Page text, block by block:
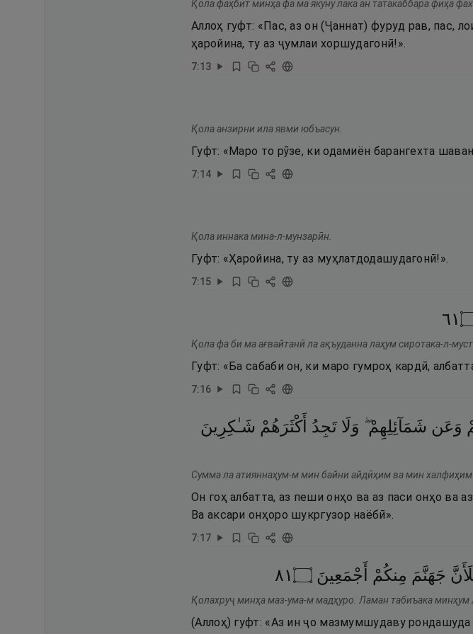
Қола фаҳбит минҳа фа ма якуну лака ан татакаббара фӣҳа
Аллоҳ гуфт: «Пас, аз он (Ҷаннат) фуруд рав, пас,
ҳаройина, ту аз ҷумлаи хоршудагонӣ!».
7:13
Қола анзирни ила явми юбъасун.
Гуфт: «Маро то рӯзе, ки одамиён барангехта
7:14
Қола иннака мина-л-мунзарӣн.
Гуфт: «Ҳаройина, ту аз муҳлатдодашудагонӣ!».
7:15
١٦
Қола фа би ма ағвайтанӣ ла ақъуданна лаҳум сиротака-л-
Гуфт: «Ба сабаби он, ки маро гумроҳ кардӣ,
7:16
وَعَن شَمَآئِلِهِمْ ۖ وَلَا تَجِدُ أَكْثَرَهُمْ شَـٰكِرِينَ
Сумма ла атияннаҳум-м мин байни айдӣҳим ва мин
Он гоҳ албатта, аз пеши онҳо ва аз паси онҳо ва
Ва аксари онҳоро шукргузор наёбӣ».
7:17
جَهَنَّمَ مِنكُمْ أَجْمَعِينَ ۝١٨
Қолахруҷ минҳа маз-ума-м мадҳуро. Ламан табиъака
(Аллоҳ) гуфт: «Аз ин ҷо мазмумшудаву